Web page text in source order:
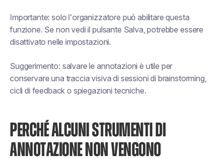
Importante: solo l'organizzatore può abilitare questa
funzione. Se non vedi il pulsante Salva, potrebbe essere
disattivato nelle impostazioni.
Suggerimento: salvare le annotazioni è utile per
conservare una traccia visiva di sessioni di brainstorming,
cicli di feedback o spiegazioni tecniche.
PERCHÉ ALCUNI STRUMENTI DI
ANNOTAZIONE NON VENGONO